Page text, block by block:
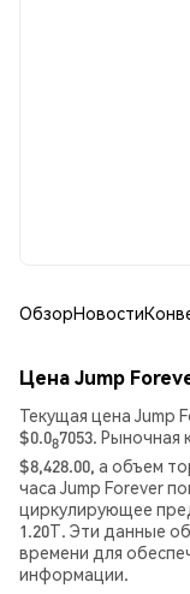
ОбзорНовости
Цена Jump
Текущая цена Jump
$0.087053.
$8,428.00, а объем
часа Jump Forever
циркулирующее
1.20T. Эти данные
времени для
информации.